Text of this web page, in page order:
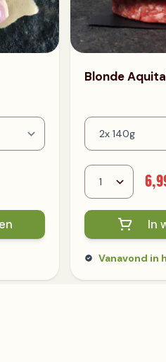
Blonde
In
Vanavond in